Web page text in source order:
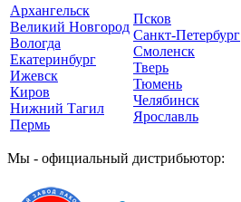
Архангельск
Великий Новгород
Вологда
Екатеринбург
Ижевск
Киров
Нижний Тагил
Пермь
Псков
Санкт-Петербург
Смоленск
Тверь
Тюмень
Челябинск
Ярославль
Мы - официальный дистрибьютор: